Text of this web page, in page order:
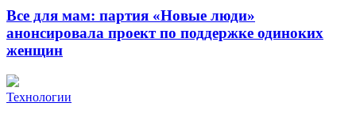
Все для мам: партия «Новые люди»
анонсировала проект по поддержке одиноких
женщин
Технологии